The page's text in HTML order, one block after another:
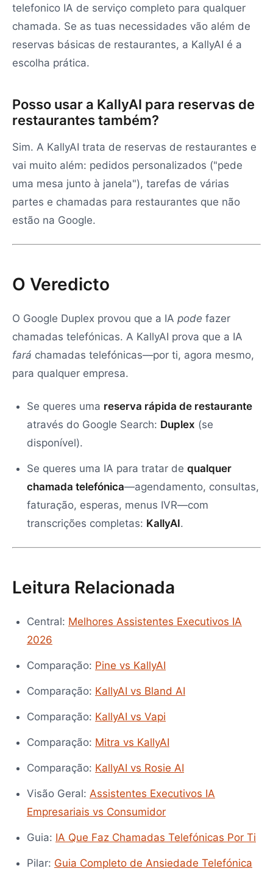
telefonico IA de serviço completo para qualquer
chamada. Se as tuas necessidades vão além de
reservas básicas de restaurantes, a KallyAI é a
escolha prática.
Posso usar a KallyAI para reservas de
restaurantes também?
Sim. A KallyAI trata de reservas de restaurantes e
vai muito além: pedidos personalizados ("pede
uma mesa junto à janela"), tarefas de várias
partes e chamadas para restaurantes que não
estão na Google.
O Veredicto
O Google Duplex provou que a IA pode fazer
chamadas telefónicas. A KallyAI prova que a IA
fará chamadas telefónicas—por ti, agora mesmo,
para qualquer empresa.
Se queres uma reserva rápida de restaurante
através do Google Search: Duplex (se
disponível).
Se queres uma IA para tratar de qualquer
chamada telefónica—agendamento, consultas,
faturação, esperas, menus IVR—com
transcrições completas: KallyAI.
Leitura Relacionada
Central: Melhores Assistentes Executivos IA
2026
Comparação: Pine vs KallyAI
Comparação: KallyAI vs Bland AI
Comparação: KallyAI vs Vapi
Comparação: Mitra vs KallyAI
Comparação: KallyAI vs Rosie AI
Visão Geral: Assistentes Executivos IA
Empresariais vs Consumidor
Guia: IA Que Faz Chamadas Telefónicas Por Ti
Pilar: Guia Completo de Ansiedade Telefónica